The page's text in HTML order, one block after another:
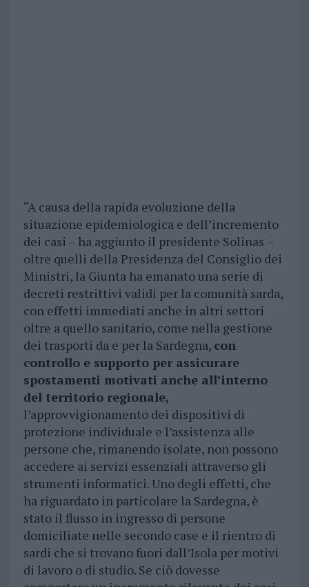
“A causa della rapida evoluzione della
situazione epidemiologica e dell’incremento
dei casi – ha aggiunto il presidente Solinas –
oltre quelli della Presidenza del Consiglio dei
Ministri, la Giunta ha emanato una serie di
decreti restrittivi validi per la comunità sarda,
con effetti immediati anche in altri settori
oltre a quello sanitario, come nella gestione
dei trasporti da e per la Sardegna, con
controllo e supporto per assicurare
spostamenti motivati anche all’interno
del territorio regionale,
l’approvvigionamento dei dispositivi di
protezione individuale e l’assistenza alle
persone che, rimanendo isolate, non possono
accedere ai servizi essenziali attraverso gli
strumenti informatici. Uno degli effetti, che
ha riguardato in particolare la Sardegna, è
stato il flusso in ingresso di persone
domiciliate nelle secondo case e il rientro di
sardi che si trovano fuori dall’Isola per motivi
di lavoro o di studio. Se ciò dovesse